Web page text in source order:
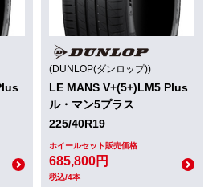
(DUNLOP(ダンロップ))
LE MANS V+(5+)LM5 Plus
ル・マン5プラス
225/40R19
ホイールセット販売価格
685,800円
税込/4本